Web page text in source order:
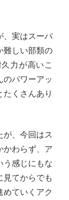
、実はスーパ
難しい部類の
力が高いこ
のパワーアッ
くさんあり
が、今回はス
かわらず、ア
う感じにもな
見てからでも
ていくアク